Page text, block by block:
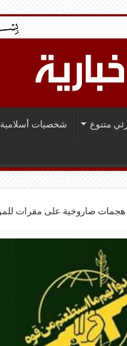
متنوع شخصيات أسلامية
صاروخية على مقرات